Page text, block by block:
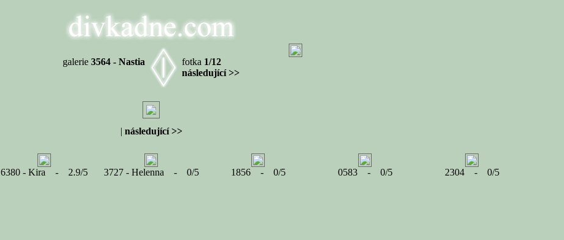
galerie 3564 - Nastia fotka 1/12
následující >>
| následující >>
6380 - Kira - 2.9/5 3727 - Helenna - 0/5 1856 - 0/5 0583 - 0/5 2304 - 0/5